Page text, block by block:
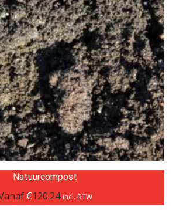
Natuurcompost
€120.24 incl. BTW